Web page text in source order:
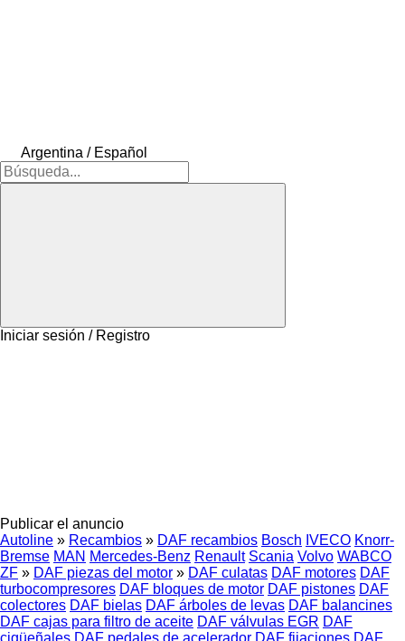
Argentina / Español
Iniciar sesión / Registro
Publicar el anuncio
Autoline » Recambios » DAF recambios Bosch IVECO Knorr-
Bremse MAN Mercedes-Benz Renault Scania Volvo WABCO
ZF » DAF piezas del motor » DAF culatas DAF motores DAF
turbocompresores DAF bloques de motor DAF pistones DAF
colectores DAF bielas DAF árboles de levas DAF balancines
DAF cajas para filtro de aceite DAF válvulas EGR DAF
cigüeñales DAF pedales de acelerador DAF fijaciones DAF